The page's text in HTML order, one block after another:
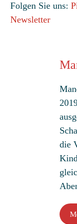
Folgen Sie uns:
Newsletter
die